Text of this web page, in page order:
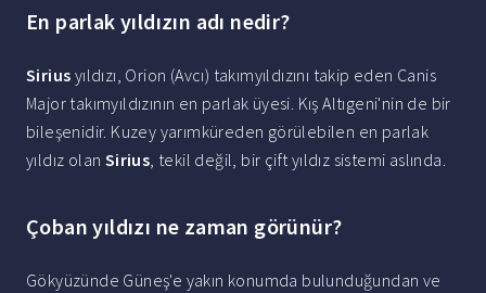
En parlak yıldızın adı nedir?
Sirius yıldızı, Orion (Avcı) takımyıldızını takip eden Canis
Major takımyıldızının en parlak üyesi. Kış Altıgeni'nin de bir
bileşenidir. Kuzey yarımküreden görülebilen en parlak
yıldız olan Sirius, tekil değil, bir çift yıldız sistemi aslında.
Çoban yıldızı ne zaman görünür?
Gökyüzünde Güneş'e yakın konumda bulunduğundan ve